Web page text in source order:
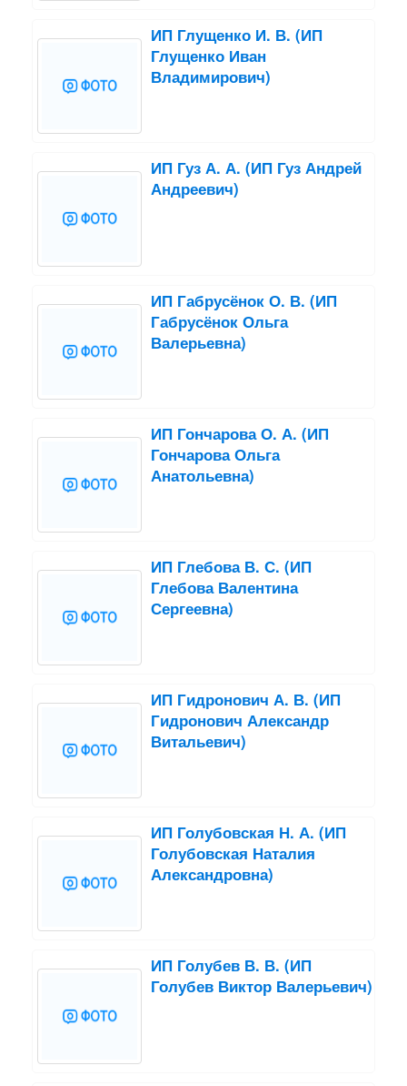
ИП Глущенко И. В. (ИП
Глущенко Иван
Владимирович)
ИП Гуз А. А. (ИП Гуз Андрей
Андреевич)
ИП Габрусёнок О. В. (ИП
Габрусёнок Ольга
Валерьевна)
ИП Гончарова О. А. (ИП
Гончарова Ольга
Анатольевна)
ИП Глебова В. С. (ИП
Глебова Валентина
Сергеевна)
ИП Гидронович А. В. (ИП
Гидронович Александр
Витальевич)
ИП Голубовская Н. А. (ИП
Голубовская Наталия
Александровна)
ИП Голубев В. В. (ИП
Голубев Виктор Валерьевич)